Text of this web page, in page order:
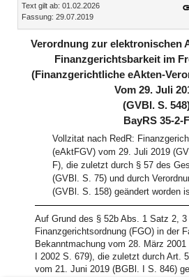
Text gilt ab: 01.02.2026
Fassung: 29.07.2019
Verordnung zur elektronischen
Finanzgerichtsbarkeit im
(Finanzgerichtliche eAkten-
Vom 29. Juli
(GVBl. S.
BayRS 35-2-F
Vollzitat nach RedR:
(eAktFGV) vom 29. Juli 2019
F), die zuletzt durch § 57 des
(GVBl. S. 75) und durch
(GVBl. S. 158) geändert worden
Auf Grund des § 52b Abs. 1 Satz 2, 3
Finanzgerichtsordnung (FGO) in der
Bekanntmachung vom 28. März
I 2002 S. 679), die zuletzt durch Art.
vom 21. Juni 2019 (BGBl. I S. 846)